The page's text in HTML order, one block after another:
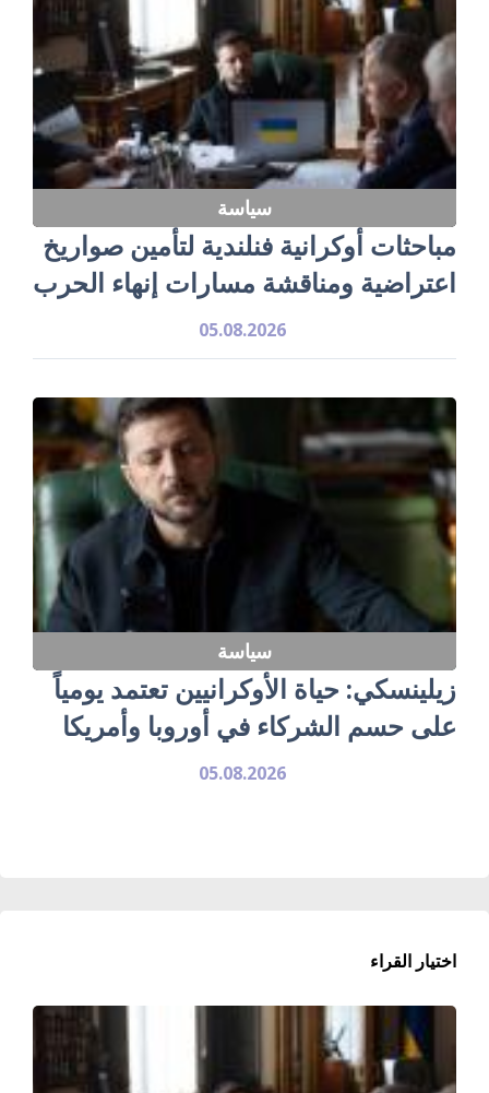
سياسة
مباحثات أوكرانية فنلندية لتأمين صواريخ
اعتراضية ومناقشة مسارات إنهاء الحرب
05.08.2026
سياسة
زيلينسكي: حياة الأوكرانيين تعتمد يومياً
على حسم الشركاء في أوروبا وأمريكا
05.08.2026
اختيار القراء